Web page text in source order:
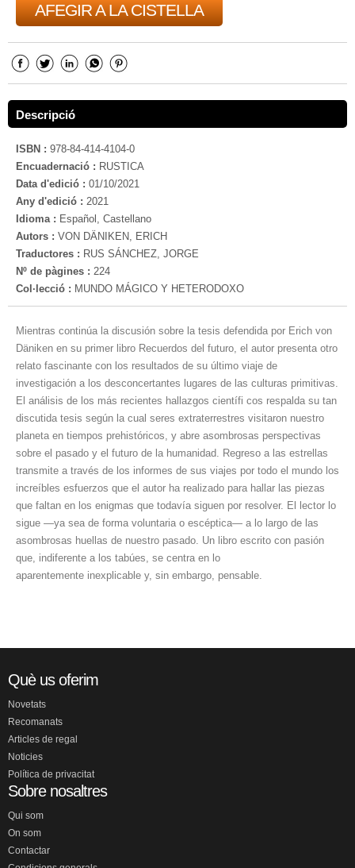
AFEGIR A LA CISTELLA
Descripció
ISBN : 978-84-414-4104-0
Encuadernació : RUSTICA
Data d'edició : 01/10/2021
Any d'edició : 2021
Idioma : Español, Castellano
Autors : VON DÄNIKEN, ERICH
Traductores : RUS SÁNCHEZ, JORGE
Nº de pàgines : 224
Col·lecció : MUNDO MÁGICO Y HETERODOXO
Mientras continúa la discusión sobre la tesis defendida por Erich von
Däniken en su primer libro Recuerdos del futuro, el autor presenta otro
relato fascinante con los resultados de su último viaje de
investigación a los desconcertantes lugares de las culturas primitivas.
El análisis de los más recientes hallazgos científi cos respalda su tan
discutida tesis según la cual seres extraterrestres visitaron nuestro
planeta en tiempos prehistóricos, y abre asombrosas perspectivas
sobre el pasado y el futuro de la humanidad. Regreso a las estrellas
transmite a través de los informes de sus viajes por todo el mundo los
increíbles esfuerzos que el autor ha realizado para hallar las piezas
que faltan en los enigmas que todavía siguen por resolver. El lector lo
sigue —ya sea de forma voluntaria o escéptica— a lo largo de las
asombrosas huellas de nuestro pasado. Un libro escrito con pasión
que, indiferente a los tabúes, se centra en lo
aparentemente inexplicable y, sin embargo, pensable.
Què us oferim
Novetats
Recomanats
Articles de regal
Noticies
Política de privacitat
Sobre nosaltres
Qui som
On som
Contactar